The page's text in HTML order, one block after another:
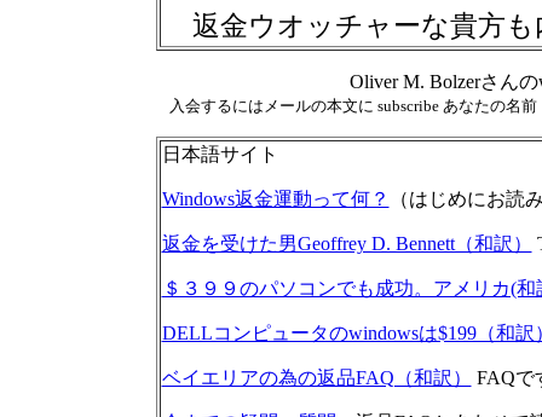
返金ウオッチャーな貴方
Oliver M. Bolzerさん
入会するにはメールの本文に subscribe あなたの名
日本語サイト
Windows返金運動って何？ （はじめにお読
返金を受けた男Geoffrey D. Bennett（和訳）
＄３９９のパソコンでも成功。アメリカ(
DELLコンピュータのwindowsは$199（和訳
ベイエリアの為の返品FAQ（和訳） FAQで